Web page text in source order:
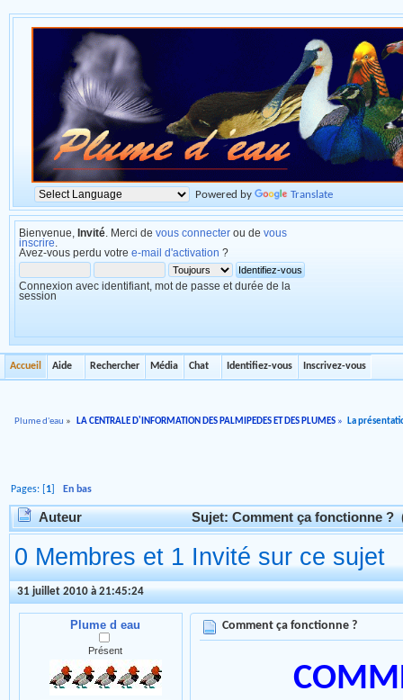
Powered by Translate
Bienvenue, Invité . Merci de vous connecter ou de vous
inscrire
Avez-vous perdu votre e-mail d'activation ?
Connexion avec identifiant, mot de passe et durée de la
session
Accueil Aide Rechercher Média Chat Identifiez-vous Inscrivez-vous
Plume d'eau » LA CENTRALE D'INFORMATION DES PALMIPEDES ET DES PLUMES » La
Pages: [ 1 ]En bas
Auteur Sujet: Comment ça fonctionne ?
0 Membres et 1 Invité sur ce sujet
31 juillet 2010 à 21:45:24
Plume d eau
Présent
Comment ça fonctionne ?